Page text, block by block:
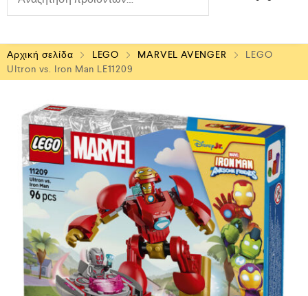
Αρχική σελίδα LEGO MARVEL AVENGER
LEGO
Ultron vs. Iron Man LE11209